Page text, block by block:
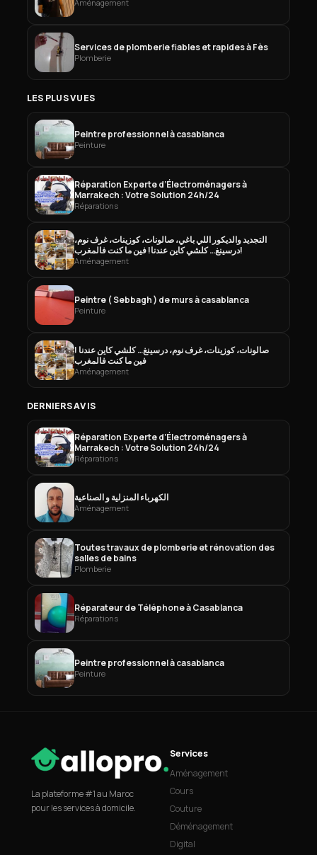
Aménagement
Services de plomberie fiables et rapides à Fès
Plomberie
LES PLUS VUES
Peintre professionnel à casablanca
Peinture
Réparation Experte d’Électroménagers à
Marrakech : Votre Solution 24h/24
Réparations
التجديد والديكور اللي باغي، صالونات، كوزينات، غرف نوم،
درسينغ… كلشي كاين عندنا! فين ما كنت فالمغرب!
Aménagement
Peintre ( Sebbagh ) de murs à casablanca
Peinture
صالونات، كوزينات، غرف نوم، درسينغ… كلشي كاين عندنا !
فين ما كنت فالمغرب
Aménagement
DERNIERS AVIS
Réparation Experte d’Électroménagers à
Marrakech : Votre Solution 24h/24
Réparations
الكهرباء المنزلية و الصناعية
Aménagement
Toutes travaux de plomberie et rénovation des
salles de bains
Plomberie
Réparateur de Téléphone à Casablanca
Réparations
Peintre professionnel à casablanca
Peinture
La plateforme #1 au Maroc
pour les services à domicile.
Services
Aménagement
Cours
Couture
Déménagement
Digital